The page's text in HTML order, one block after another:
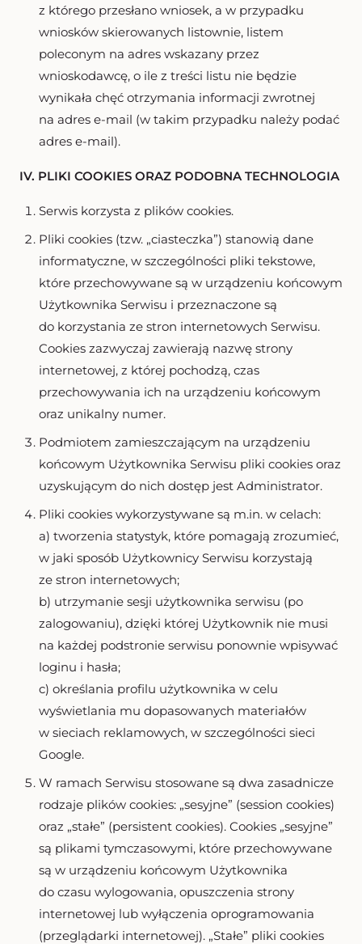
z którego przesłano wniosek, a w przypadku
wniosków skierowanych listownie, listem
poleconym na adres wskazany przez
wnioskodawcę, o ile z treści listu nie będzie
wynikała chęć otrzymania informacji zwrotnej
na adres e-mail (w takim przypadku należy podać
adres e-mail).
IV. PLIKI COOKIES ORAZ PODOBNA TECHNOLOGIA
Serwis korzysta z plików cookies.
Pliki cookies (tzw. „ciasteczka”) stanowią dane
informatyczne, w szczególności pliki tekstowe,
które przechowywane są w urządzeniu końcowym
Użytkownika Serwisu i przeznaczone są
do korzystania ze stron internetowych Serwisu.
Cookies zazwyczaj zawierają nazwę strony
internetowej, z której pochodzą, czas
przechowywania ich na urządzeniu końcowym
oraz unikalny numer.
Podmiotem zamieszczającym na urządzeniu
końcowym Użytkownika Serwisu pliki cookies oraz
uzyskującym do nich dostęp jest Administrator.
Pliki cookies wykorzystywane są m.in. w celach:
a) tworzenia statystyk, które pomagają zrozumieć,
w jaki sposób Użytkownicy Serwisu korzystają
ze stron internetowych;
b) utrzymanie sesji użytkownika serwisu (po
zalogowaniu), dzięki której Użytkownik nie musi
na każdej podstronie serwisu ponownie wpisywać
loginu i hasła;
c) określania profilu użytkownika w celu
wyświetlania mu dopasowanych materiałów
w sieciach reklamowych, w szczególności sieci
Google.
W ramach Serwisu stosowane są dwa zasadnicze
rodzaje plików cookies: „sesyjne” (session cookies)
oraz „stałe” (persistent cookies). Cookies „sesyjne”
są plikami tymczasowymi, które przechowywane
są w urządzeniu końcowym Użytkownika
do czasu wylogowania, opuszczenia strony
internetowej lub wyłączenia oprogramowania
(przeglądarki internetowej). „Stałe” pliki cookies